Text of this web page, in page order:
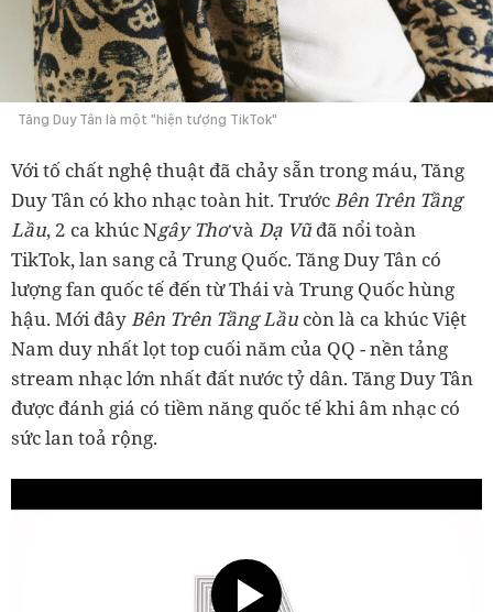
Tăng Duy Tân là một "hiện tượng TikTok"
Với tố chất nghệ thuật đã chảy sẵn trong máu, Tăng
Duy Tân có kho nhạc toàn hit. TrướcBên Trên Tầng
Lầu, 2 ca khúc Ngây Thơvà Dạ Vũ đã nổi toàn
TikTok, lan sang cả Trung Quốc. Tăng Duy Tân có
lượng fan quốc tế đến từ Thái và Trung Quốc hùng
hậu. Mới đâyBên Trên Tầng Lầu còn là ca khúc Việt
Nam duy nhất lọt top cuối năm của QQ - nền tảng
stream nhạc lớn nhất đất nước tỷ dân. Tăng Duy Tân
được đánh giá có tiềm năng quốc tế khi âm nhạc có
sức lan toả rộng.